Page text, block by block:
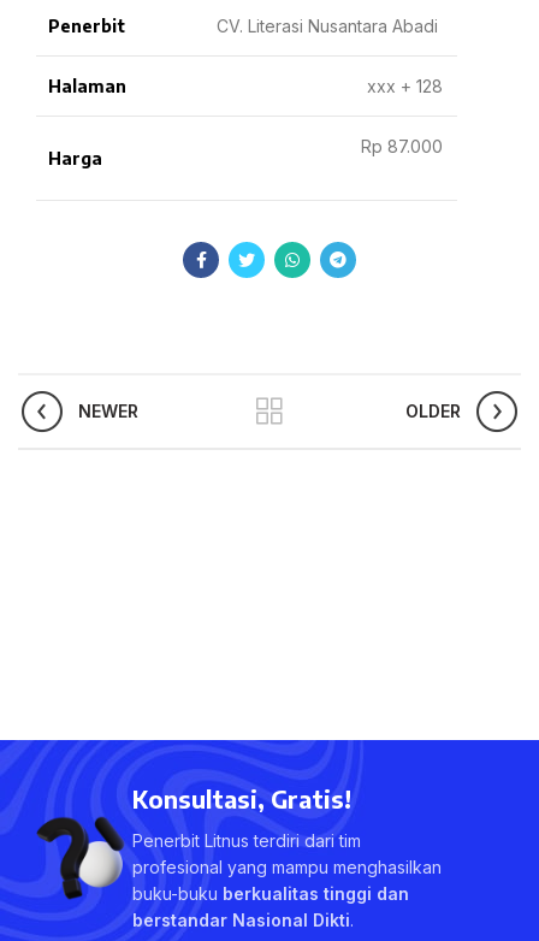
Penerbit CV. Literasi Nusantara Abadi
Halaman xxx + 128
Harga
Rp 87.000
NEWER OLDER
Konsultasi, Gratis!
Penerbit Litnus terdiri dari tim
profesional yang mampu menghasilkan
buku-buku berkualitas tinggi dan
berstandar Nasional Dikti.